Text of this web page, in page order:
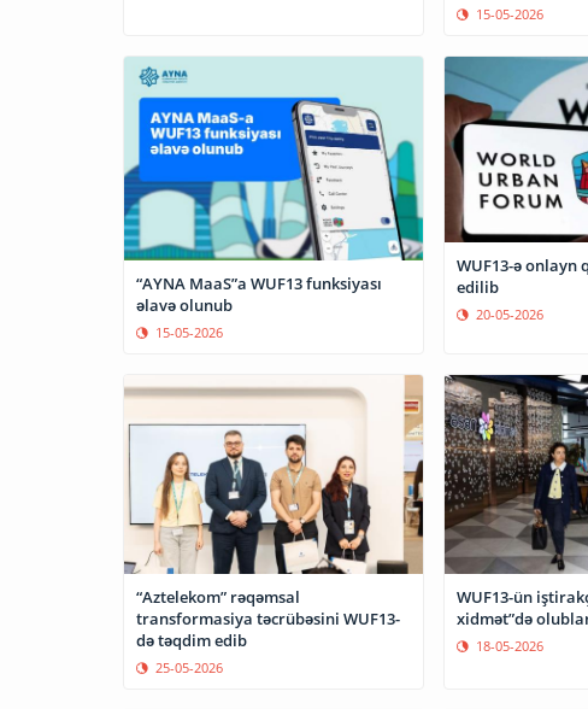
15-05-2026
“AYNA MaaS”a WUF13 funksiyası
əlavə olunub
15-05-2026
WUF13-ə onlayn
edilib
20-05-2026
“Aztelekom” rəqəmsal
transformasiya təcrübəsini WUF13-
də təqdim edib
25-05-2026
WUF13-ün
xidmət”də
18-05-2026